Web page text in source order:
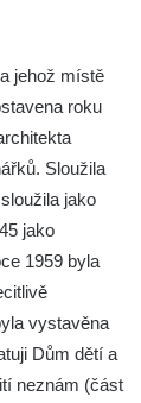
jehož místě
roku
Sloužila
jako
jako
1959 byla
vystavěna
Dům dětí a
neznám (část